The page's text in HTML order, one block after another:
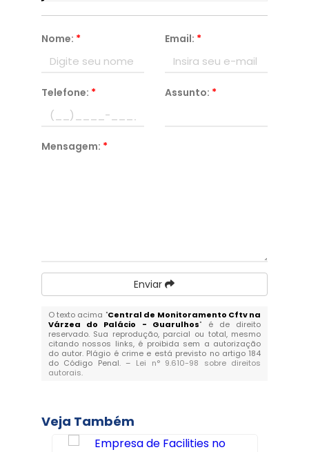
Nome: * Email: *
Telefone: * Assunto: *
Mensagem: *
Enviar
O texto acima "Central de Monitoramento Cftv na
Várzea do Palácio - Guarulhos" é de direito
reservado. Sua reprodução, parcial ou total, mesmo
citando nossos links, é proibida sem a autorização
do autor. Plágio é crime e está previsto no artigo 184
do Código Penal. – Lei n° 9.610-98 sobre direitos
autorais.
Veja Também